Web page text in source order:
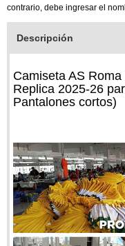
contrario, debe ingresar el
Descripción
Camiseta AS
Replica 2025-26
Pantalones cortos)